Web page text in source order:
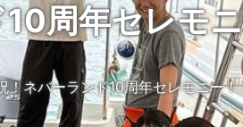
周年セレモ
！ネバーランド10周年セレモニー！